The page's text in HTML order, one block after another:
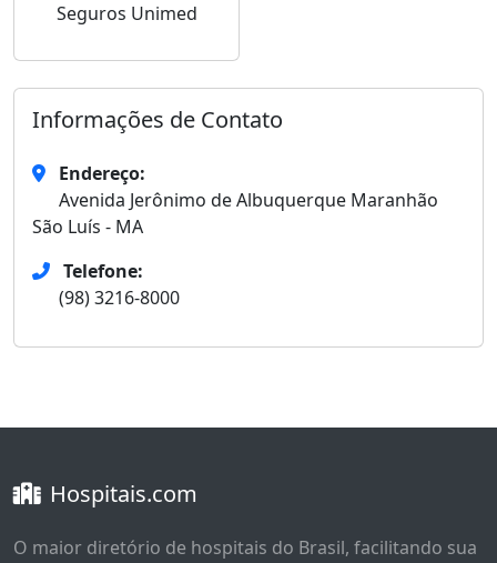
Seguros Unimed
Informações de Contato
Endereço:
Avenida Jerônimo de Albuquerque Maranhão
São Luís - MA
Telefone:
(98) 3216-8000
Hospitais.com
O maior diretório de hospitais do Brasil, facilitando sua